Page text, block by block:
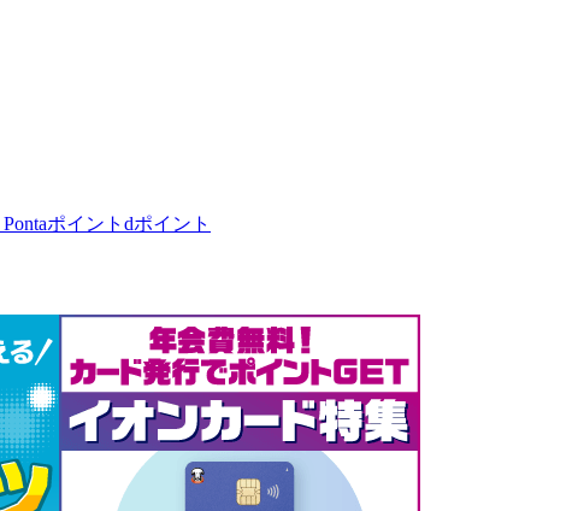
Pontaポイント dポイント